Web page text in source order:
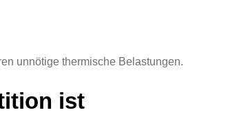
unnötige thermische Belastungen.
ist